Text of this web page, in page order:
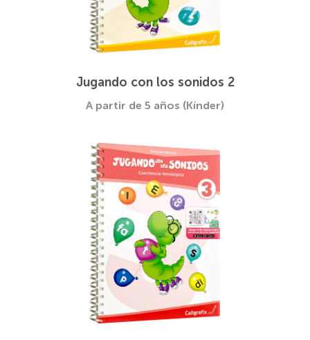
Jugando con los sonidos 2
A partir de 5 años (Kínder)